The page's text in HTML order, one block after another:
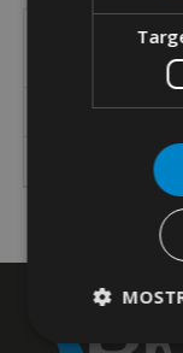
[mm]
BV2312 12,7
19